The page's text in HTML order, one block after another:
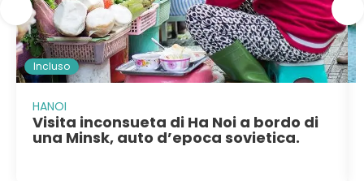
Incluso
HANOI
Visita inconsueta di Ha Noi a bordo di
una Minsk, auto d’epoca sovietica.